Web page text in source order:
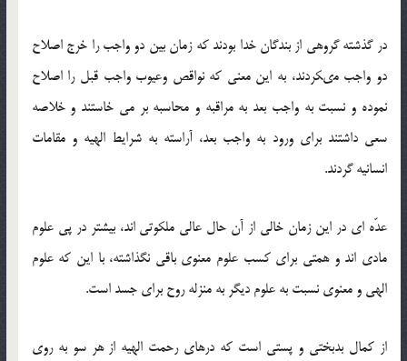
در گذشته گروهى از بندگان خدا بودند كه زمان بين دو واجب را خرج اصلاح
دو واجب مى‏كردند، به اين معنى كه نواقص وعيوب واجب قبل را اصلاح
نموده و نسبت به واجب بعد به مراقبه و محاسبه بر مى ‏خاستند و خلاصه
سعى داشتند براى ورود به واجب بعد، آراسته به شرايط الهيه و مقامات
انسانيه گردند.
عدّه ‏اى در اين زمان خالى از آن حال عالى ملكوتى ‏اند، بيشتر در پى علوم
مادى‏ اند و همتى براى كسب علوم معنوى باقى نگذاشته، با اين كه علوم
الهى و معنوى نسبت به علوم ديگر به منزله روح براى جسد است.
از كمال بدبختى و پستى است كه درهاى رحمت الهيه از هر سو به روى